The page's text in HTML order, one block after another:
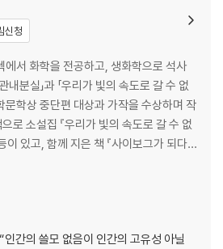
신청
서 화학을 전공하고, 생화학으로 석사
내분실」과 「우리가 빛의 속도로 갈 수 없
문학상 중단편 대상과 가작을 수상하며 작
로 소설집 『우리가 빛의 속도로 갈 수 없
이 있고, 함께 지은 책 『사이보그가 되다』
여했다. 2019년 오늘의 작가상, 2020년
했다. 2021년도 한국 문학의 미래가 될
간의 쓸모 없음이 인간의 고유성 아닐